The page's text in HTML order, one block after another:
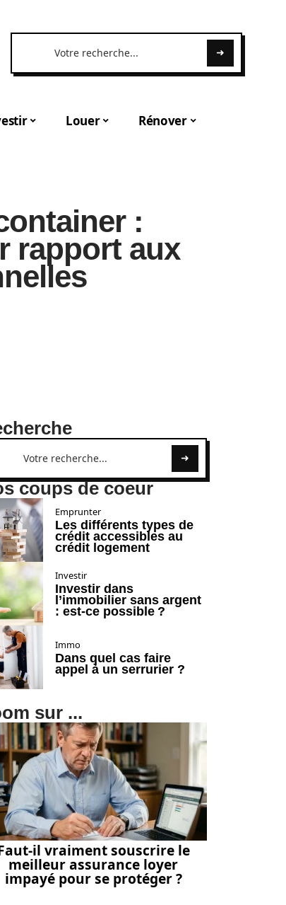
Louer Rénover
:
rapport aux
coups de coeur
Emprunter
Les différents types de
crédit accessibles au
crédit logement
Investir
Investir dans
l’immobilier sans argent
: est-ce possible ?
Immo
Dans quel cas faire
appel à un serrurier ?
sur ...
il vraiment souscrire le
meilleur assurance loyer
impayé pour se protéger ?